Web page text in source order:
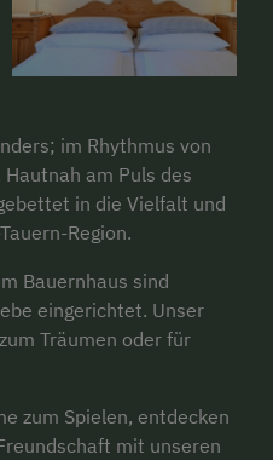
im Rhythmus von
am Puls des
in die Vielfalt und
Region.
Bauernhaus sind
eingerichtet. Unser
Träumen oder für
zum Spielen, entdecken
mit unseren